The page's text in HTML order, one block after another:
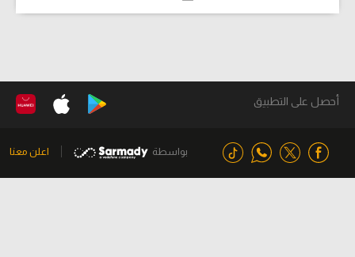
أحصل على التطبيق
بواسطة اعلن معنا